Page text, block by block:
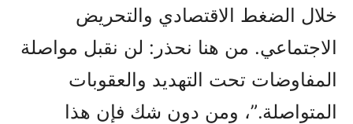
خلال الضغط الاقتصادي والتحريض
الاجتماعي. من هنا نحذر: لن نقبل مواصلة
المفاوضات تحت التهديد والعقوبات
المتواصلة.”، ومن دون شك فإن هذا